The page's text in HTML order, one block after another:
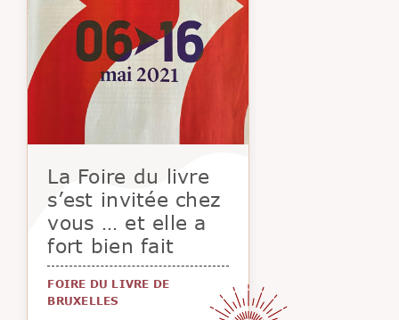
La Foire du livre
s’est invitée chez
vous … et elle a
fort bien fait
FOIRE DU LIVRE DE
BRUXELLES